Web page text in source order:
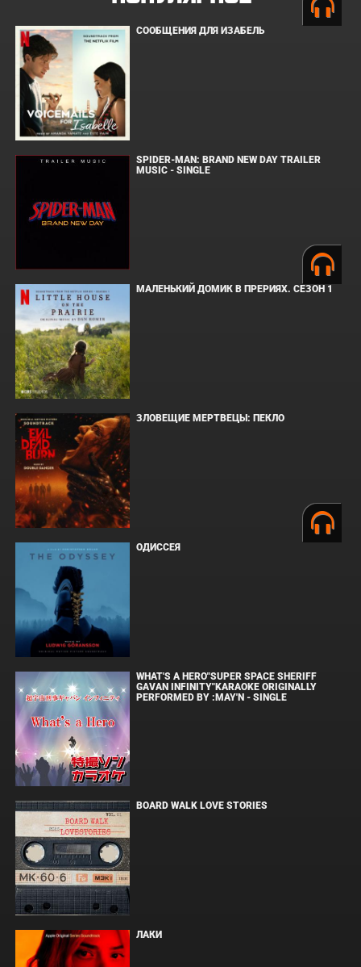
СООБЩЕНИЯ ДЛЯ ИЗАБЕЛЬ
SPIDER-MAN: BRAND NEW DAY TRAILER
MUSIC - SINGLE
МАЛЕНЬКИЙ ДОМИК В ПРЕРИЯХ. СЕЗОН 1
ЗЛОВЕЩИЕ МЕРТВЕЦЫ: ПЕКЛО
ОДИССЕЯ
WHAT'S A HERO"SUPER SPACE SHERIFF
GAVAN INFINITY"KARAOKE ORIGINALLY
PERFORMED BY :MAY'N - SINGLE
BOARD WALK LOVE STORIES
ЛАКИ